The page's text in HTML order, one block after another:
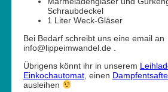
Schraubdeckel
1 Liter Weck-Gläser
Bei Bedarf schreibt uns eine email an
info@lippeimwandel.de .
Übrigens könnt ihr in unserem
Einkochautomat, einen
ausleihen